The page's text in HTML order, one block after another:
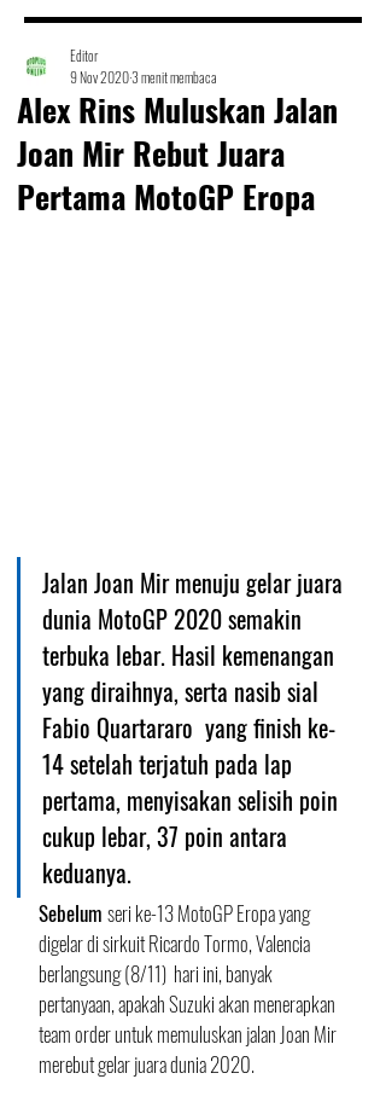
Alex Rins Muluskan Jalan
Joan Mir Rebut Juara
Pertama MotoGP Eropa
Editor
9 Nov 20203 menit membaca
Jalan Joan Mir menuju gelar juara
dunia MotoGP 2020 semakin
terbuka lebar. Hasil kemenangan
yang diraihnya, serta nasib sial
Fabio Quartararo  yang finish ke-
14 setelah terjatuh pada lap
pertama, menyisakan selisih poin
cukup lebar, 37 poin antara
keduanya.
Sebelum seri ke-13 MotoGP Eropa yang
digelar di sirkuit Ricardo Tormo, Valencia
berlangsung (8/11)  hari ini, banyak
pertanyaan, apakah Suzuki akan menerapkan
team order untuk memuluskan jalan Joan Mir
merebut gelar juara dunia 2020.